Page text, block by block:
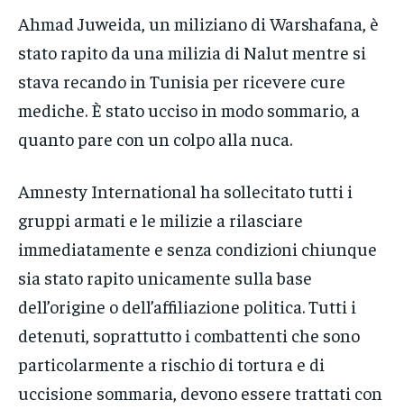
Ahmad Juweida, un miliziano di Warshafana, è
stato rapito da una milizia di Nalut mentre si
stava recando in Tunisia per ricevere cure
mediche. È stato ucciso in modo sommario, a
quanto pare con un colpo alla nuca.
Amnesty International ha sollecitato tutti i
gruppi armati e le milizie a rilasciare
immediatamente e senza condizioni chiunque
sia stato rapito unicamente sulla base
dell’origine o dell’affiliazione politica. Tutti i
detenuti, soprattutto i combattenti che sono
particolarmente a rischio di tortura e di
uccisione sommaria, devono essere trattati con